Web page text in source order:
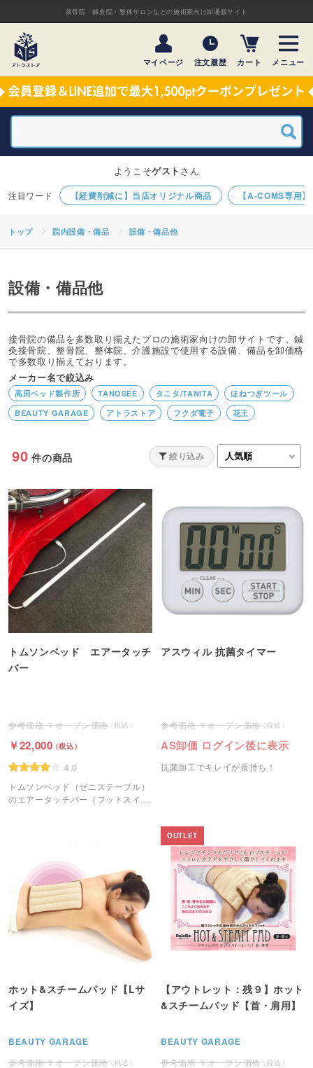
接骨院・鍼灸院・整体サロンなどの施術家向け卸通販サイト
マイページ 注文履歴 カート メニュー
【経費削減に】当店オリジナル商品 【A-COMS専用
ようこそゲスト さん
トップ 院内設備・備品 設備・備品他
設備・備品他
接骨院の備品を多数取り揃えたプロの施術家向けの卸サイトです。鍼
灸接骨院、整骨院、整体院、介護施設で使用する設備、備品を卸価格
で多数取り揃えております。
メーカー名で絞込み
高田ベッド製作所 TANOSEE タニタ/TANITA
ほねつぎツール
BEAUTY GARAGE
アトラストア フクダ電子 花王
90 件の商品 絞り込み
トムソンベッド エアータッチ
バー
オープン価格
22,000
4.0
トムソンベッド（ゼニステーブル）
のエアータッチバー（フットスイッ
アスウィル 抗菌タイマー
オープン価格
AS卸価 ログイン後に表示
抗菌加工でキレイが長持ち！
ホット&スチームパッド【Lサ
イズ】
BEAUTY GARAGE
オープン価格
【アウトレット：残９】ホット
&スチームパッド【首・肩用】
BEAUTY GARAGE
オープン価格
OUTLET